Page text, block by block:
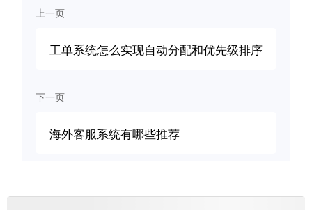
上一页
工单系统怎么实现自动分配和优先级排序
下一页
海外客服系统有哪些推荐